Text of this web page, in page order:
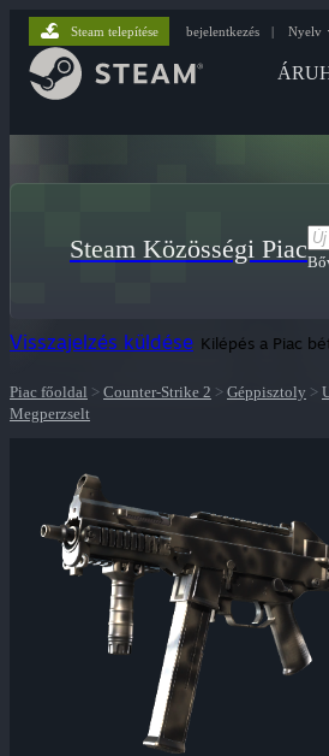
Steam telepítése bejelentkezés | Nyelv
Steam Közösségi Piac
Visszajelzés küldése Kilépés a Piac
Piac főoldal > Counter-Strike 2 > Géppisztoly >
Megperzselt